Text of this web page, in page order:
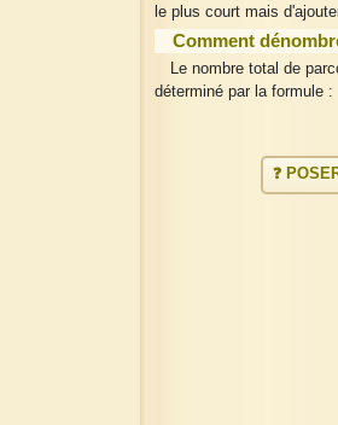
le plus court mais
Comment
Le nombre total de
déterminé par la formule :
❓